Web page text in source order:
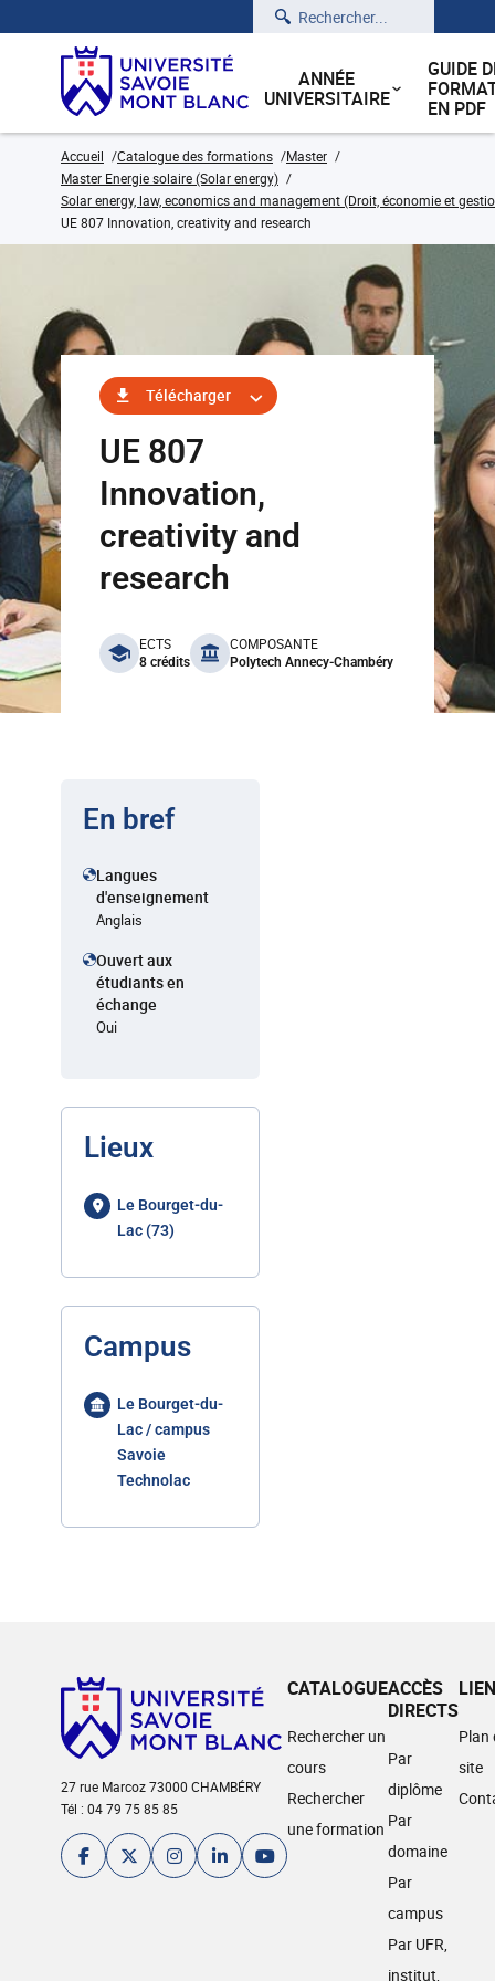
Rechercher
ANNÉE
UNIVERSITAIRE
GUIDE
EN PDF
Accueil Catalogue des formations
Master
Master Energie solaire (Solar energy)
Solar energy, law, economics and management (Droit, économie et
UE 807 Innovation, creativity and research
Télécharger
UE 807
Innovation,
creativity and
research
benefits
ECTS
8 crédits
COMPOSANTE
Polytech Annecy-Chambéry
En bref
Langues
d'enseignement
Anglais
Ouvert aux
étudiants en
échange
Oui
Lieux
Le Bourget-du-
Lac (73)
Campus
Le Bourget-du-
Lac / campus
Savoie
Technolac
27 rue Marcoz 73000 CHAMBÉRY
Tél : 04 79 75 85 85
CATALOGUE
Rechercher un
cours
Rechercher
une formation
ACCÈS
DIRECTS
Par
diplôme
Par
domaine
Par
campus
Par UFR,
institut,
Plan
site